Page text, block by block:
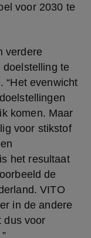
voor 2030 te
verdere
te
“Het evenwicht
komen. Maar
voor stikstof
het resultaat
de
VITO
in de andere
dus voor